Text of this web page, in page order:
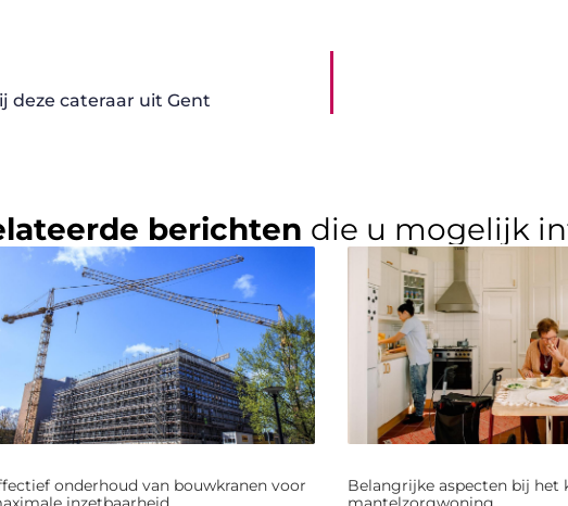
deze cateraar uit Gent
berichten die u mogelijk
onderhoud van bouwkranen voor
Belangrijke aspecten bij het